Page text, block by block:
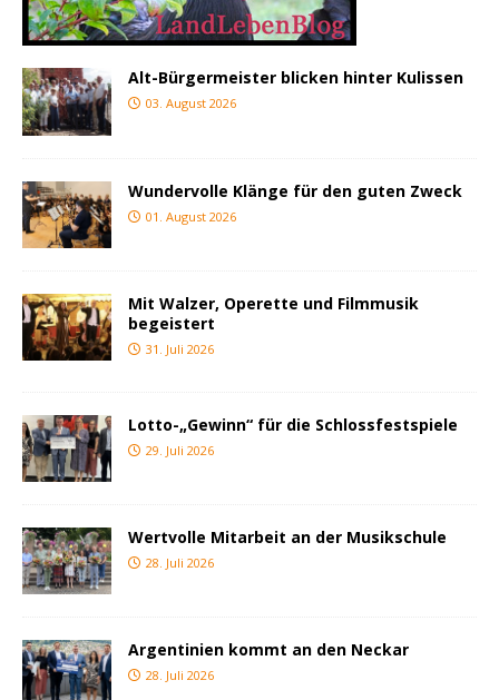
Alt-Bürgermeister blicken hinter Kulissen
03. August 2026
Wundervolle Klänge für den guten Zweck
01. August 2026
Mit Walzer, Operette und Filmmusik
begeistert
31. Juli 2026
Lotto-„Gewinn“ für die Schlossfestspiele
29. Juli 2026
Wertvolle Mitarbeit an der Musikschule
28. Juli 2026
Argentinien kommt an den Neckar
28. Juli 2026